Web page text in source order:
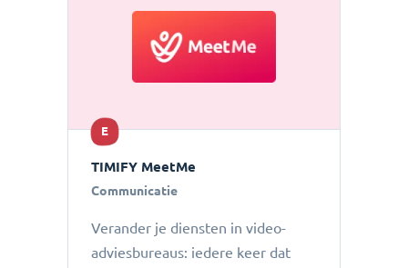
E
TIMIFY MeetMe
Communicatie
Verander je diensten in video-
adviesbureaus: iedere keer dat